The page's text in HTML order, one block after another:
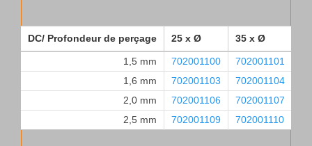
DC/ Profondeur de perçage 25 x Ø 35 x Ø
1,5 mm 702001100 702001101
1,6 mm
702001103 702001104
2,0 mm
702001106 702001107
2,5 mm
702001109 702001110